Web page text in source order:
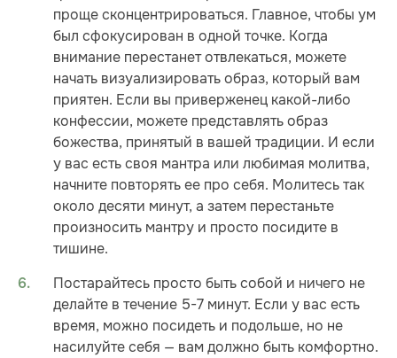
проще сконцентрироваться. Главное, чтобы ум
был сфокусирован в одной точке. Когда
внимание перестанет отвлекаться, можете
начать визуализировать образ, который вам
приятен. Если вы приверженец какой-либо
конфессии, можете представлять образ
божества, принятый в вашей традиции. И если
у вас есть своя мантра или любимая молитва,
начните повторять ее про себя. Молитесь так
около десяти минут, а затем перестаньте
произносить мантру и просто посидите в
тишине.
Постарайтесь просто быть собой и ничего не
делайте в течение 5-7 минут. Если у вас есть
время, можно посидеть и подольше, но не
насилуйте себя — вам должно быть комфортно.